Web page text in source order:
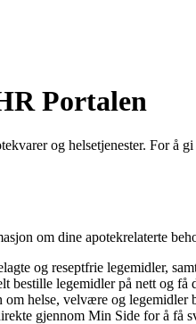
Portalen
og helsetjenester. For
om dine apotekrelaterte
og reseptfrie legemidler,
legemidler på nett og
helse, velvære og legemidler
gjennom Min Side for å få